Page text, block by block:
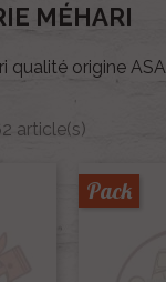
MÉHARI
qualité origine ASA
article(s)
Pack